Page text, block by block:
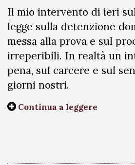
Il mio intervento di ieri
legge sulla detenzione
messa alla prova e sul
irreperibili. In realtà un
pena, sul carcere e sul
giorni nostri.
Continua a leggere